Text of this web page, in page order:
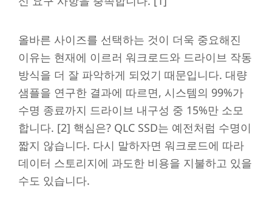
올바른 사이즈를 선택하는 것이 더욱 중요해진
이유는 현재에 이르러 워크로드와 드라이브 작동
방식을 더 잘 파악하게 되었기 때문입니다. 대량
샘플을 연구한 결과에 따르면, 시스템의 99%가
수명 종료까지 드라이브 내구성 중 15%만 소모
합니다. [2] 핵심은? QLC SSD는 예전처럼 수명이
짧지 않습니다. 다시 말하자면 워크로드에 따라
데이터 스토리지에 과도한 비용을 지불하고 있을
수도 있습니다.